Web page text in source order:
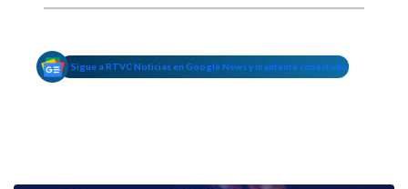
Sigue a RTVC Noticias en Google News y mantente conectado